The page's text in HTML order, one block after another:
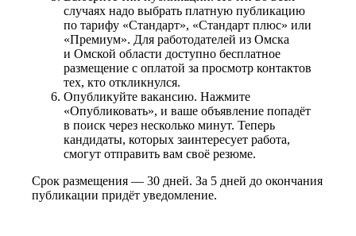
случаях надо выбрать платную публикацию
по тарифу «Стандарт», «Стандарт плюс» или
«Премиум». Для работодателей из Омска
и Омской области доступно бесплатное
размещение с оплатой за просмотр контактов
тех, кто откликнулся.
Опубликуйте вакансию. Нажмите
«Опубликовать», и ваше объявление попадёт
в поиск через несколько минут. Теперь
кандидаты, которых заинтересует работа,
смогут отправить вам своё резюме.
Срок размещения — 30 дней. За 5 дней до окончания
публикации придёт уведомление.